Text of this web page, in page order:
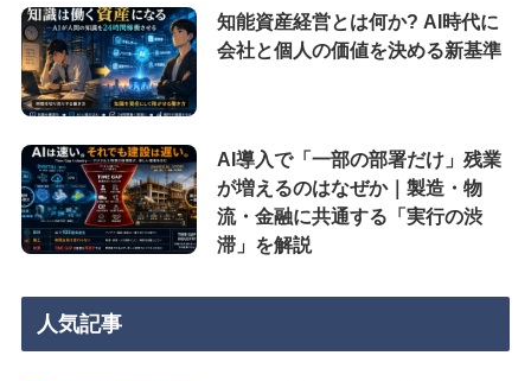
知能資産経営とは何か? AI時代に
会社と個人の価値を決める新基準
AI導入で「一部の部署だけ」残業
が増えるのはなぜか｜製造・物
流・金融に共通する「実行の渋
滞」を解説
人気記事